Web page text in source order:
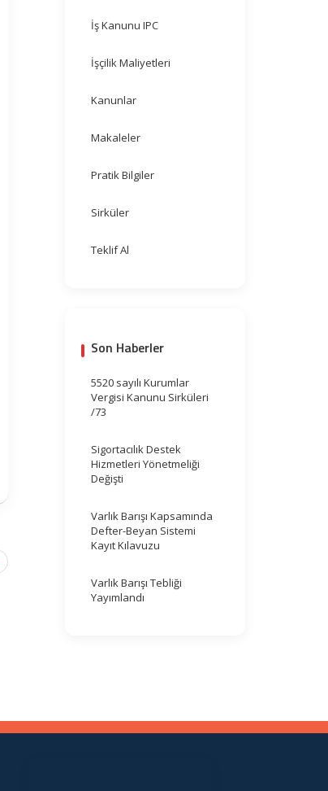
İş Kanunu IPC
İşçilik Maliyetleri
Kanunlar
Makaleler
Pratik Bilgiler
Sirküler
Teklif Al
Son Haberler
5520 sayılı Kurumlar
Vergisi Kanunu Sirküleri
/73
Sigortacılık Destek
Hizmetleri Yönetmeliği
Değişti
Varlık Barışı Kapsamında
Defter-Beyan Sistemi
Kayıt Kılavuzu
Varlık Barışı Tebliği
Yayımlandı